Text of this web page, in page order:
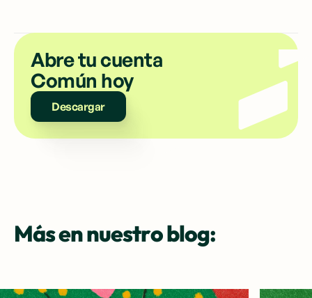
Abre tu cuenta
Común hoy
Descargar
Más en nuestro blog: